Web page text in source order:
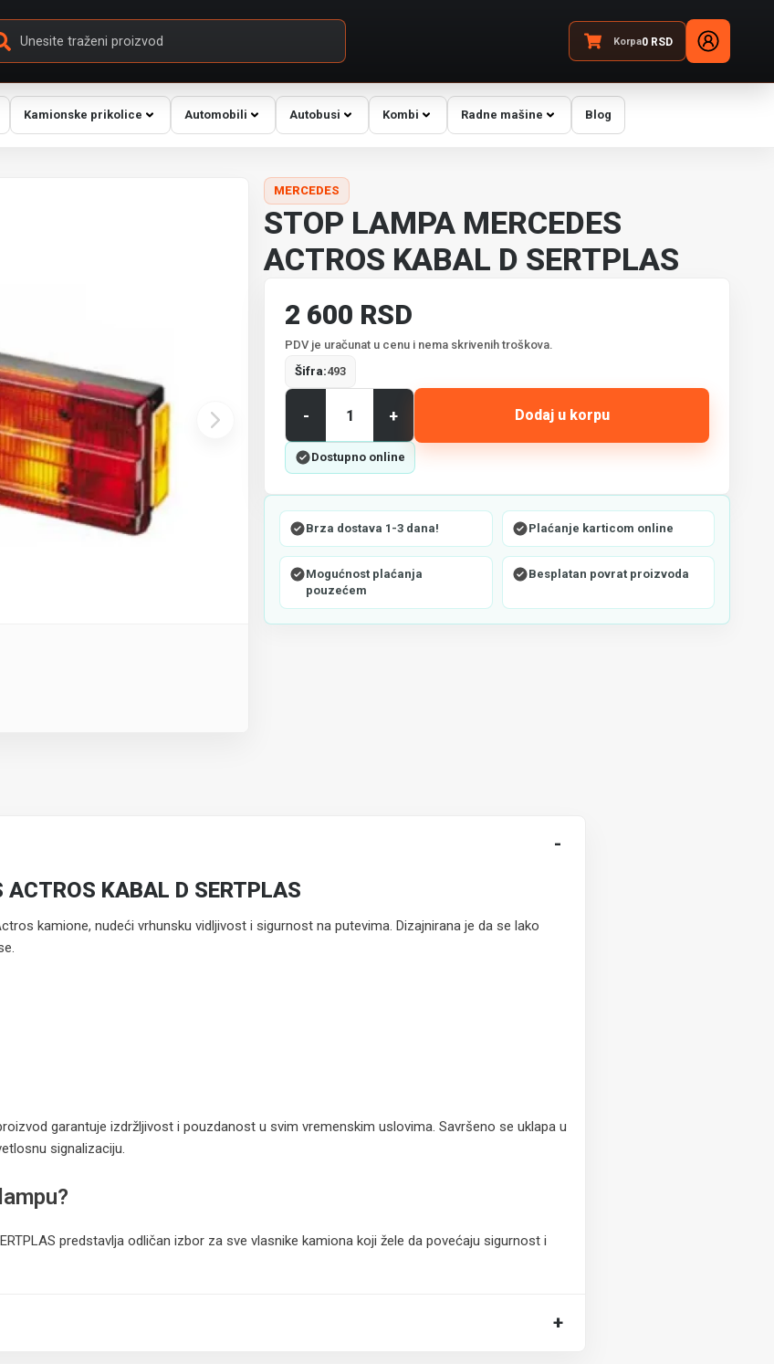
Korpa0RSD
Kamionske prikolice Automobili Autobusi Kombi Radne mašine Blog
MERCEDES
STOP LAMPA MERCEDES
ACTROS KABAL D SERTPLAS
2 600 RSD
PDV je uračunat u cenu i nema skrivenih troškova.
Šifra:493
- + Dodaj u korpu
Dostupno online
Brza dostava 1-3 dana! Plaćanje karticom online
Mogućnost plaćanja
pouzećem
Besplatan povrat proizvoda
ACTROS KABAL D SERTPLAS
kamione, nudeći vrhunsku vidljivost i sigurnost na putevima. Dizajnirana je da se lako
garantuje izdržljivost i pouzdanost u svim vremenskim uslovima. Savršeno se uklapa u
signalizaciju.
predstavlja odličan izbor za sve vlasnike kamiona koji žele da povećaju sigurnost i
-
+